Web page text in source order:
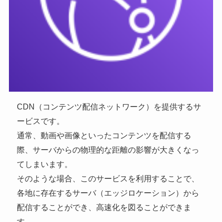
CDN（コンテンツ配信ネットワーク）を提供するサ
ービスです。
通常、動画や画像といったコンテンツを配信する
際、サーバからの物理的な距離の影響が大きくなっ
てしまいます。
そのような場合、このサービスを利用することで、
各地に存在するサーバ（エッジロケーション）から
配信することができ、高速化を図ることができま